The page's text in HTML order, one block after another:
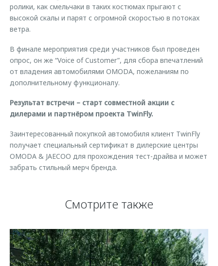
ролики, как смельчаки в таких костюмах прыгают с
высокой скалы и парят с огромной скоростью в потоках
ветра.
В финале мероприятия среди участников был проведен
опрос, он же “Voice of Customer”, для сбора впечатлений
от владения автомобилями OMODA, пожеланиям по
дополнительному функционалу.
Результат встречи – старт совместной акции с
дилерами и партнёром проекта TwinFly.
Заинтересованный покупкой автомобиля клиент TwinFly
получает специальный сертификат в дилерские центры
OMODA & JAECOO для прохождения тест-драйва и может
забрать стильный мерч бренда.
Смотрите также